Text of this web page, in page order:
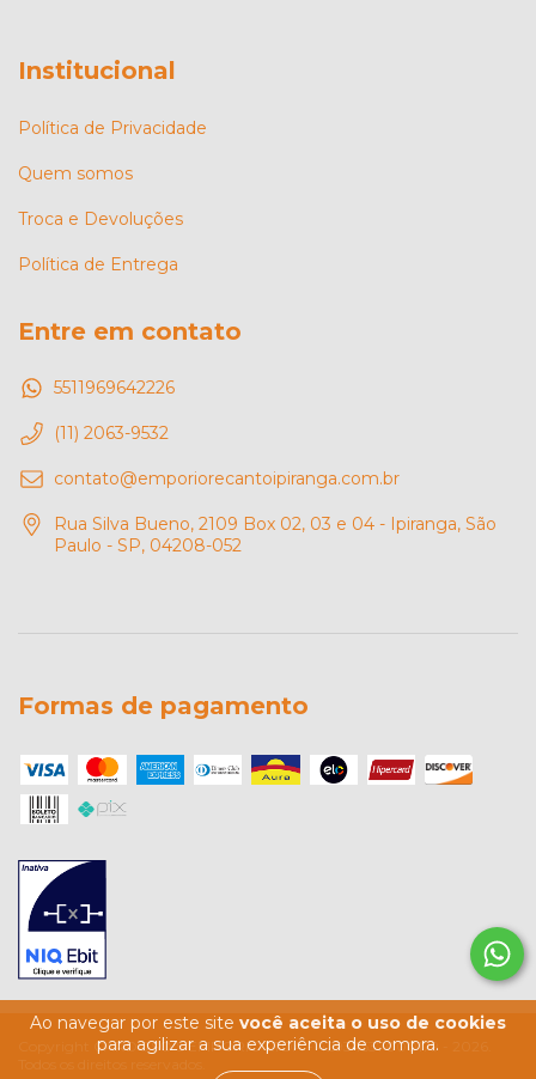
Ao navegar por este site você aceita o uso de cookies
para agilizar a sua experiência de compra.
Institucional
Política de Privacidade
Quem somos
Troca e Devoluções
Política de Entrega
Entre em contato
5511969642226
(11) 2063-9532
contato@emporiorecantoipiranga.com.br
Rua Silva Bueno, 2109 Box 02, 03 e 04 - Ipiranga, São
Paulo - SP, 04208-052
Formas de pagamento
Copyright CARDOSO'S EMPORIO LTDA - 42934537000179 - 2026.